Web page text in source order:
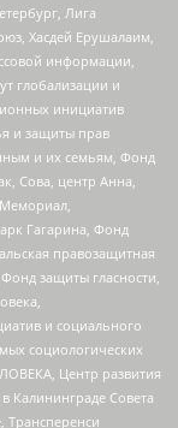
Лига
Хасдей Ерушалаим,
информации,
глобализации и
инициатив
и защиты прав
и их семьям, Фонд
Сова, центр Анна,
Гагарина, Фонд
правозащитная
защиты гласности,
и социального
социологических
Центр развития
Калининграде Совета
Трансперенси